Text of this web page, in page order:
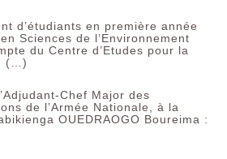
d’étudiants en première année
Sciences de l’Environnement
du Centre d’Etudes pour la
(…)
Chef Major des
de l’Armée Nationale, à la
OUEDRAOGO Boureima :